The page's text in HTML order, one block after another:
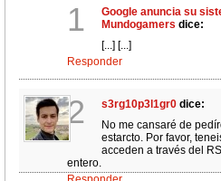
1
Google anuncia su
Mundogamers dice:
[...] [...]
Responder
2 s3rg10p3l1gr0 dice:
No me cansaré de
estarcto. Por favor,
acceden a través del
entero.